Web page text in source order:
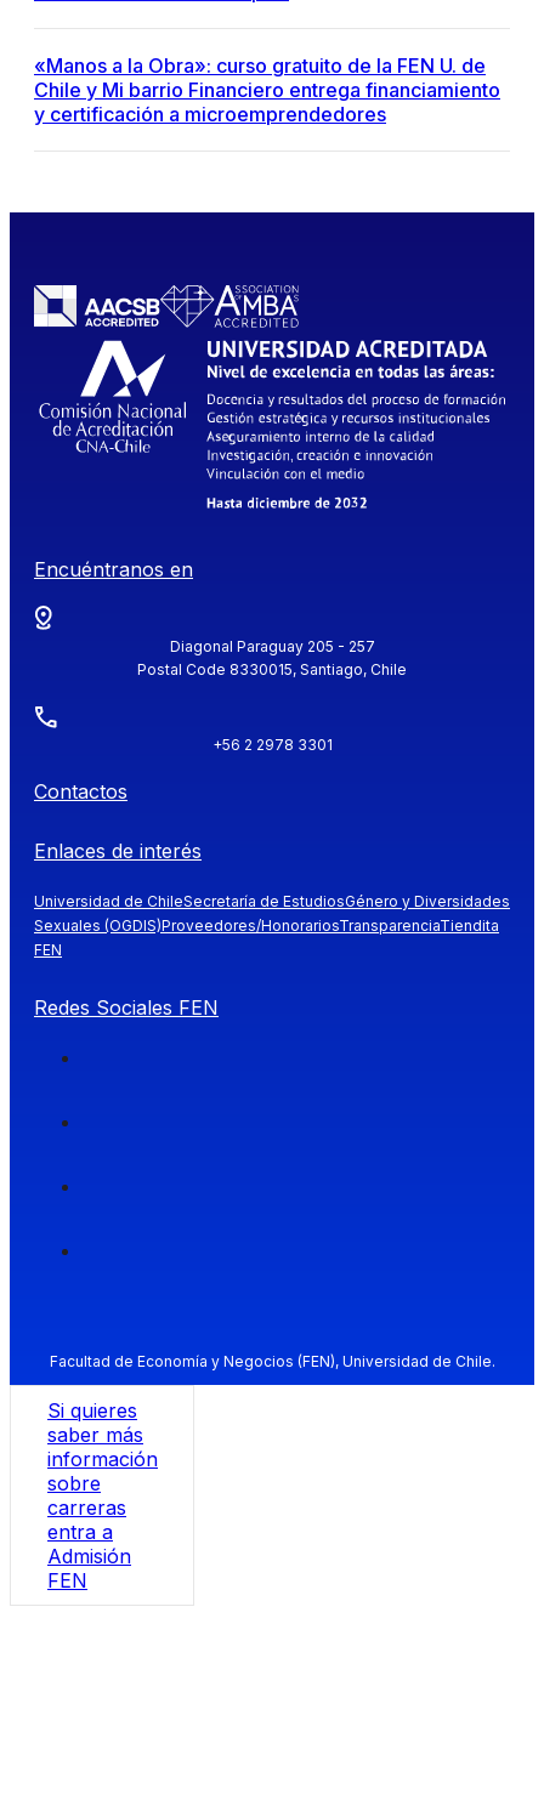
«Manos a la Obra»: curso gratuito de la FEN U. de
Chile y Mi barrio Financiero entrega financiamiento
y certificación a microemprendedores
Encuéntranos en
Diagonal Paraguay 205 - 257
Postal Code 8330015, Santiago, Chile
+56 2 2978 3301
Contactos
Enlaces de interés
Universidad de ChileSecretaría de EstudiosGénero y Diversidades
Sexuales (OGDIS)Proveedores/HonorariosTransparenciaTiendita
FEN
Redes Sociales FEN
Facultad de Economía y Negocios (FEN), Universidad de Chile.
Si quieres
saber más
información
sobre
carreras
entra a
Admisión
FEN